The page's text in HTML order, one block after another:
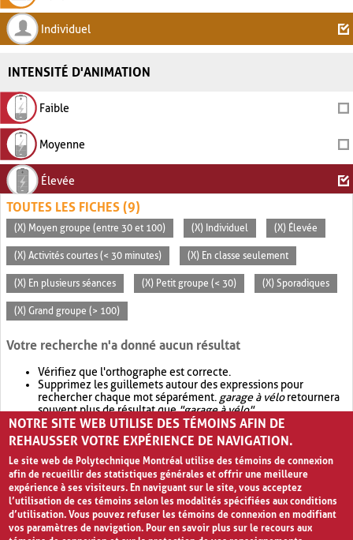
Individuel
INTENSITÉ D'ANIMATION
Faible
Moyenne
Élevée
TOUTES LES FICHES (9)
(X) Moyen groupe (entre 30 et 100) (X) Individuel (X) Élevée
(X) Activités courtes (< 30 minutes) (X) En classe seulement
(X) En plusieurs séances (X) Petit groupe (< 30) (X) Sporadiques
(X) Grand groupe (> 100)
Votre recherche n'a donné aucun résultat
Vérifiez que l'orthographe est correcte.
Supprimez les guillemets autour des expressions pour
rechercher chaque mot séparément. garage à véloretournera
souvent plus de résultat que"garage à vélo".
Envisagez d'élargir votre recherche avec OR.garage OR vélo
retournera souvent plus de résultat quegarage à vélo
NOTRE SITE WEB UTILISE DES TÉMOINS AFIN DE
REHAUSSER VOTRE EXPÉRIENCE DE NAVIGATION.
Le site web de Polytechnique Montréal utilise des témoins de connexion
afin de recueillir des statistiques générales et offrir une meilleure
expérience à ses visiteurs. En naviguant sur le site, vous acceptez
l’utilisation de ces témoins selon les modalités spécifiées aux conditions
d’utilisation. Vous pouvez refuser les témoins de connexion en modifiant
vos paramètres de navigation. Pour en savoir plus sur le recours aux